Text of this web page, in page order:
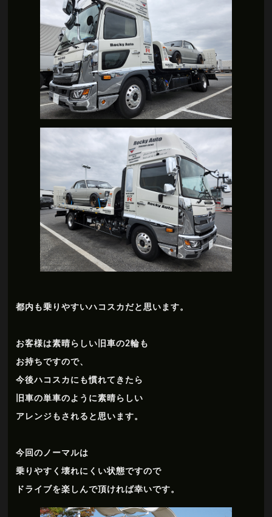
都内も乗りやすいハコスカだと思います。
お客様は素晴らしい旧車の2輪も
お持ちですので、
今後ハコスカにも慣れてきたら
旧車の単車のように素晴らしい
アレンジもされると思います。
今回のノーマルは
乗りやすく壊れにくい状態ですので
ドライブを楽しんで頂ければ幸いです。